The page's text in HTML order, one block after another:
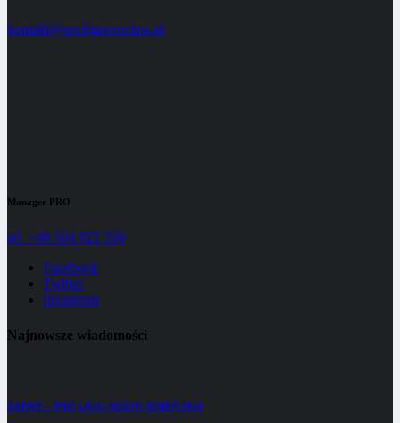
kontakt@proligawroclaw.pl
Manager PRO
tel. +48 504 922 350
Facebook
Twitter
Instagram
Najnowsze wiadomości
ZAPISY – PRO LIGA | SEZON JESIEŃ 2026